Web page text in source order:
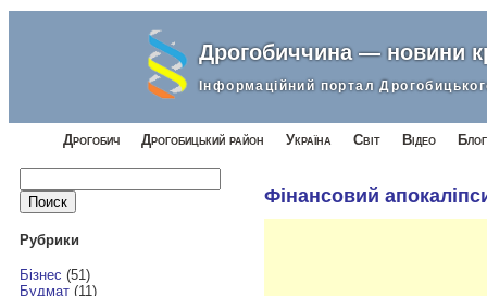
Дрогобиччина — новини
Інформаційний портал
Дрогобич Дрогобицький район Україна Світ Відео
Найти:
Рубрики
Бізнес (51)
Будмат(11)
Фінансовий